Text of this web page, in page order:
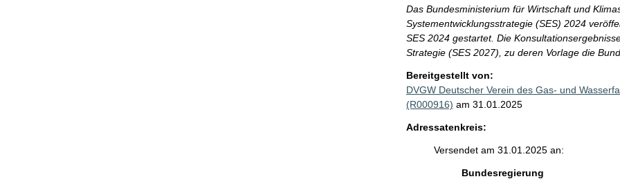
Das Bundesministerium für Wirtschaft und
Systementwicklungsstrategie (SES) 2024
SES 2024 gestartet. Die
Strategie (SES 2027), zu deren Vorlage die
Bereitgestellt von:
DVGW Deutscher Verein des Gas- und
(R000916) am 31.01.2025
Adressatenkreis:
Versendet am 31.01.2025 an:
Bundesregierung